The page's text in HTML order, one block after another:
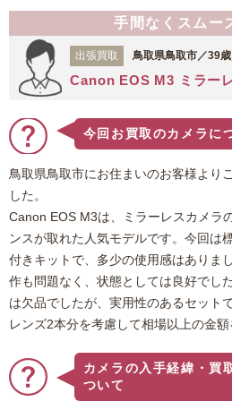
お値段のほうも頑張らせてい
たびは福ちゃんをご利用いた
ざいました。
手間なくスムー
出張買取 鳥取県鳥取市／39
Canon EOS M3 ミラー
今回お買取のカメラに
鳥取県鳥取市にお住まいのお客様より
した。
Canon EOS M3は、ミラーレスカメラ
ンスが取れた人気モデルです。今回は
付きキットで、多少の使用感はありま
作も問題なく、状態としては良好でし
は欠品でしたが、実用性のあるセット
レンズ2本分を考慮して相場以上の金額
カメラの入手経緯・買
ついて